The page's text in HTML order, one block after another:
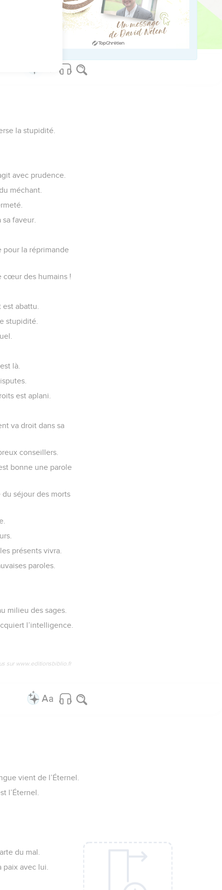
qui fait honte.
sur www.editionsbiblio.fr
la stupidité.
avec prudence.
méchant.
faveur.
pour la réprimande
cœur des humains !
abattu.
stupidité.
là.
est aplani.
va droit dans sa
conseillers.
bonne une parole
du séjour des morts
présents vivra.
paroles.
milieu des sages.
l’intelligence.
sur www.editionsbiblio.fr
vient de l’Éternel.
l’Éternel.
du mal.
paix avec lui.